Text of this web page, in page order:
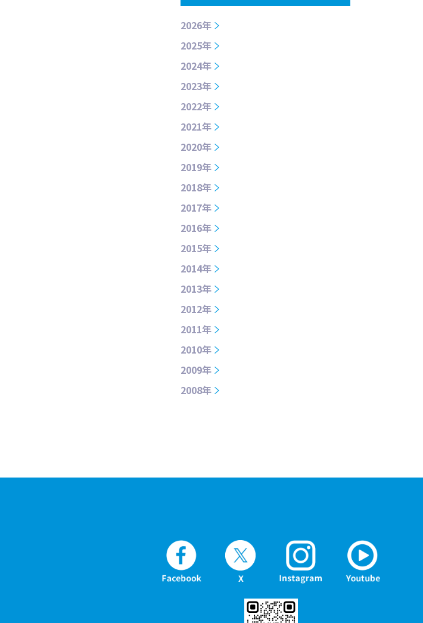
2026年
2025年
2024年
2023年
2022年
2021年
2020年
2019年
2018年
2017年
2016年
2015年
2014年
2013年
2012年
2011年
2010年
2009年
2008年